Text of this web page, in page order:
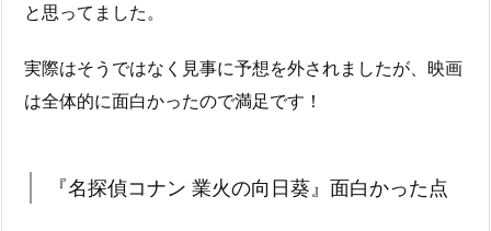
と思ってました。
実際はそうではなく見事に予想を外されましたが、映画
は全体的に面白かったので満足です！
『名探偵コナン 業火の向日葵』面白かった点